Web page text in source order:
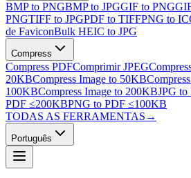
BMP to PNGBMP to JPGGIF to PNG
PNGTIFF to JPGPDF to TIFFPNG to
de FaviconBulk HEIC to JPG
Compress
Compress PDFComprimir JPEG
20KBCompress Image to 50KB
100KBCompress Image to 200KBJPG
PDF ≤200KBPNG to PDF ≤100KB
TODAS AS FERRAMENTAS →
Português